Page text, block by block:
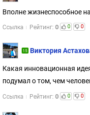
Вполне жизнеспособное
Ссылка Рейтинг: 0 0 0
15 Виктория
Какая инновационная
подумал о том, чем
Ссылка Рейтинг: 0 0 0